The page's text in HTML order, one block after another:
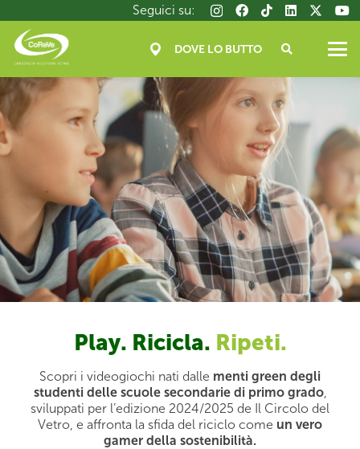
al
contenuto
principale
Seguici su:
DOVE LO BUTTO
Play. Ricicla. Ripeti.
Scopri i videogiochi nati dalle menti green degli
studenti delle scuole secondarie di primo grado,
sviluppati per l’edizione 2024/2025 de Il Circolo del
Vetro, e affronta la sfida del riciclo come un vero
gamer della sostenibilità.